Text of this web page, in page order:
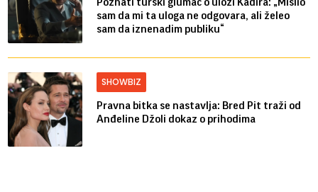
sam da mi ta uloga ne odgovara, ali želeo
sam da iznenadim publiku“
SHOWBIZ
Pravna bitka se nastavlja: Bred ​​Pit traži od
Anđeline Džoli dokaz o prihodima